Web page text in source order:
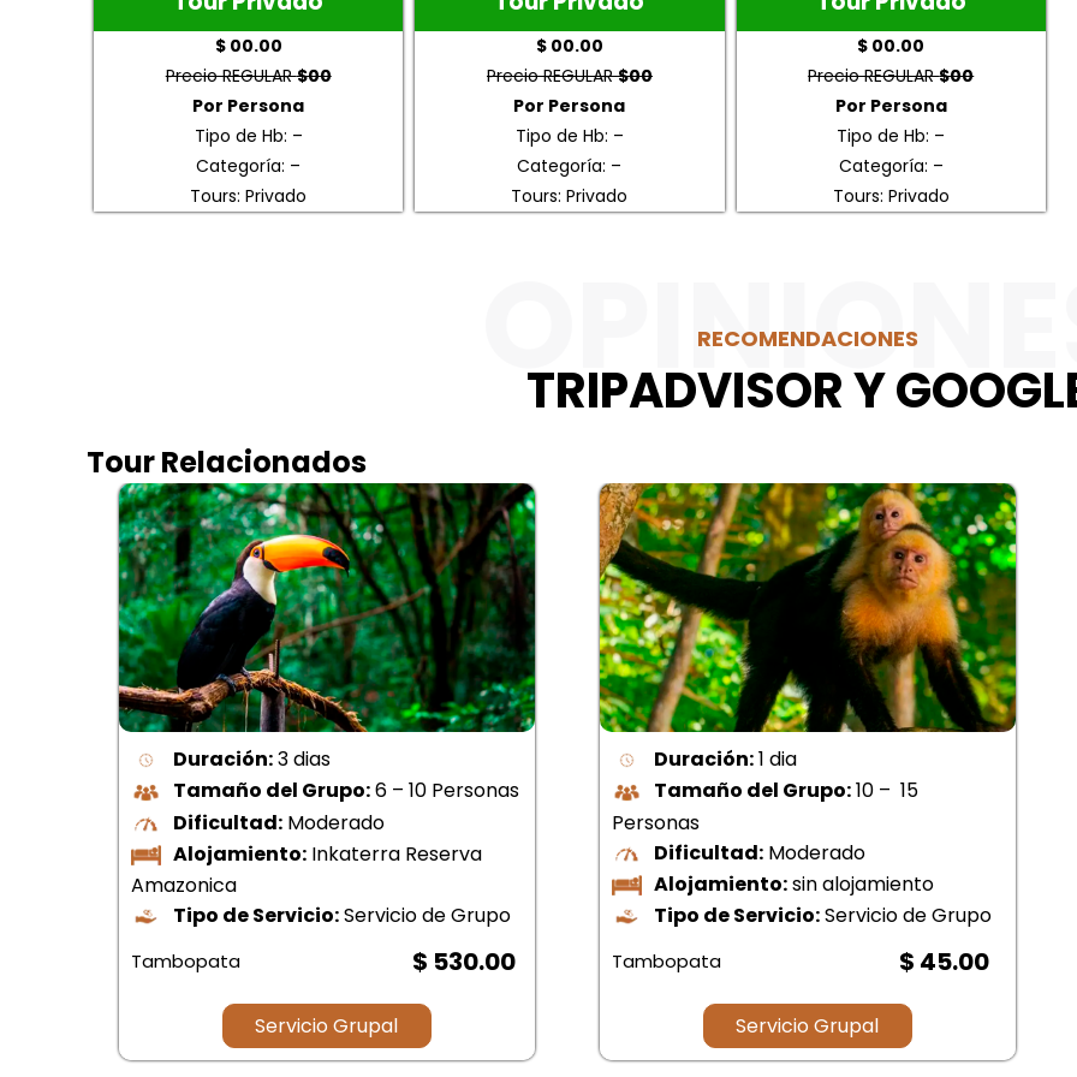
$ 00.00
Precio REGULAR$00
Por Persona
Tipo de Hb: –
Categoría: –
Tours: Privado
$ 00.00
Precio REGULAR$00
Por Persona
Tipo de Hb: –
Categoría: –
Tours: Privado
$ 00.00
Precio REGULAR$00
Por Persona
Tipo de Hb: –
Categoría: –
Tours: Privado
RECOMENDACIONES
TRIPADVISOR Y
Tour Relacionados
Duración:3 dias
Tamaño del Grupo:6 – 10 Personas
Dificultad: Moderado
Alojamiento: Inkaterra Reserva
Amazonica
Tipo de Servicio:Servicio de Grupo
Tambopata $ 530.00
Servicio Grupal
Duración:1 dia
Tamaño del Grupo:10 – 15
Personas
Dificultad: Moderado
Alojamiento:sin alojamiento
Tipo de Servicio:Servicio de Grupo
Tambopata $ 45.00
Servicio Grupal